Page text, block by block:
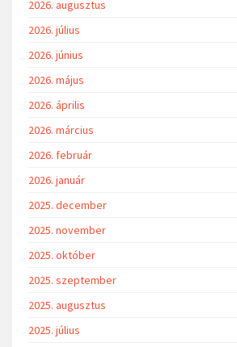
2026. augusztus
2026. július
2026. június
2026. május
2026. április
2026. március
2026. február
2026. január
2025. december
2025. november
2025. október
2025. szeptember
2025. augusztus
2025. július